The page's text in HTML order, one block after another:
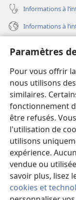
Paramètres
Pour vous offrir
nous utilisons
similaires.
fonctionnement
être refusés.
l'utilisation de
utilisons
expérience.
vendue ou
savoir plus, lisez
cookies et
Informations à
Informations à
Dons
(ouvre
une
nouvelle
fenêtre)
Bibliothèque en
(ouvre
une
nouvelle
fenêtre)
JW Hub®
(ouvre
une
nouvelle
fenêtre)
JW Library
Watchtower